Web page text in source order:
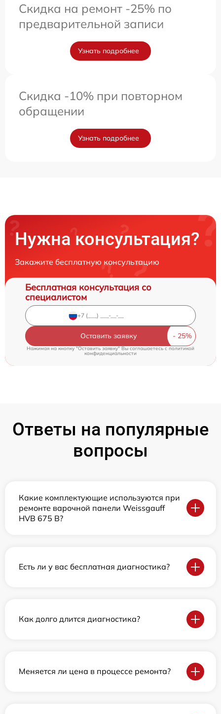
Скидка на ремонт -25% по
предварительной записи
Узнать подробнее
Скидка -10% при повторном
обращении
Узнать подробнее
Нужна консультация?
Закажите бесплатную консультацию
Бесплатная консультация со
специалистом
Оставить заявку
Нажимая на кнопку "Оставить заявку" Вы соглашаетесь cполитикой
конфиденциальности
Ответы на популярные
вопросы
Какие комплектующие используются при
ремонте варочной панели Weissgauff
HVB 675 B?
Есть ли у вас бесплатная диагностика?
Как долго длится диагностика?
Меняется ли цена в процессе ремонта?